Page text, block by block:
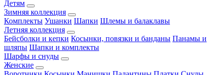
Детям
Зимняя коллекция
Комплекты Ушанки Шапки Шлемы и балаклавы
Летняя коллекция
Бейсболки и кепки Косынки, повязки и банданы Панамы и
шляпы Шапки и комплекты
Шарфы и снуды
Женские